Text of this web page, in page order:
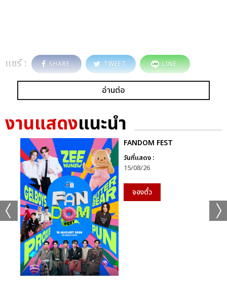
แชร์ : SHARE TWEET LINE
อ่านต่อ
งานแสดงแนะนำ
FANDOM FEST
วันที่แสดง :
15/08/26
จองตั๋ว